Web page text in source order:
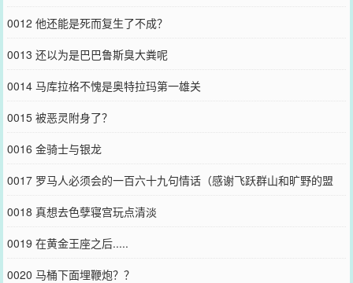
0012 他还能是死而复生了不成？
0013 还以为是巴巴鲁斯臭大粪呢
0014 马库拉格不愧是奥特拉玛第一雄关
0015 被恶灵附身了？
0016 金骑士与银龙
0017 罗马人必须会的一百六十九句情话（感谢飞跃群山和旷野的盟
主）
0018 真想去色孽寝宫玩点清淡
0019 在黄金王座之后.....
0020 马桶下面埋鞭炮？？